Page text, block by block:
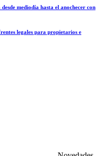
mediodía hasta el anochecer con
legales para propietarios e